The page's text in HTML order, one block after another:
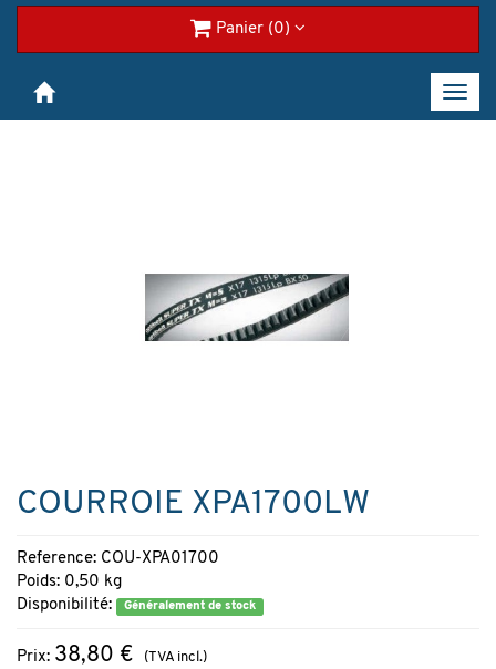
Panier (0)
COURROIE XPA1700LW
Reference: COU-XPA01700
Poids: 0,50 kg
Disponibilité:
Généralement de stock
Prix: 38,80 €
(TVA incl.)